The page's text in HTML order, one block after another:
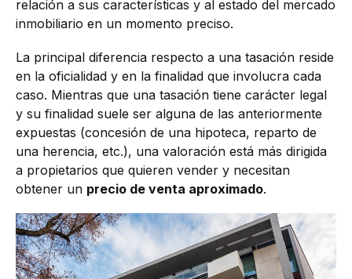
relación a sus características y al estado del mercado
inmobiliario en un momento preciso.
La principal diferencia respecto a una tasación reside
en la oficialidad y en la finalidad que involucra cada
caso. Mientras que una tasación tiene carácter legal
y su finalidad suele ser alguna de las anteriormente
expuestas (concesión de una hipoteca, reparto de
una herencia, etc.), una valoración está más dirigida
a propietarios que quieren vender y necesitan
obtener un precio de venta aproximado.